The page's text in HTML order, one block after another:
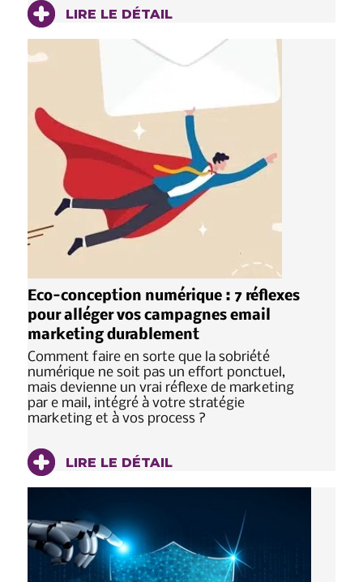
LIRE LE DÉTAIL
Eco-conception numérique : 7 réflexes
pour alléger vos campagnes email
marketing durablement
Comment faire en sorte que la sobriété
numérique ne soit pas un effort ponctuel,
mais devienne un vrai réflexe de marketing
par e mail, intégré à votre stratégie
marketing et à vos process ?
LIRE LE DÉTAIL